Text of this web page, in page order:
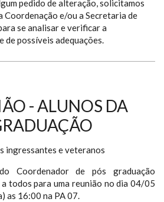
pedido de alteração, solicitamos
Coordenação e/ou a Secretaria de
se analisar e verificar a
de possíveis adequações.
- ALUNOS DA
ingressantes e veteranos
Coordenador de pós graduação
todos para uma reunião no dia 04/05
as 16:00 na PA 07.